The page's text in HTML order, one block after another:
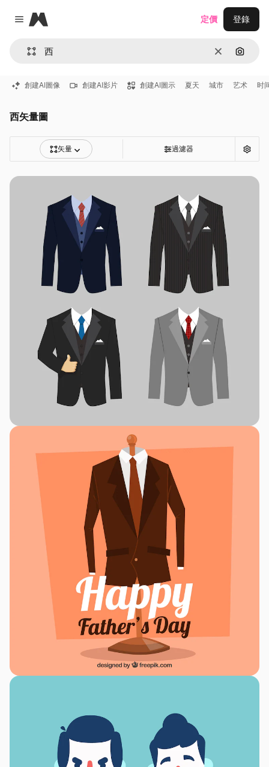
Close menu
Magnific
清除 通過圖
定價 登錄
創建AI圖像 創建AI影片 創建AI圖示 夏天 城市 艺术 时
西矢量圖
矢量 過濾器